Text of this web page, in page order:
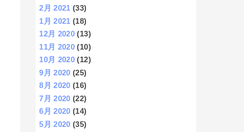
2月 2021 (33)
1月 2021 (18)
12月 2020 (13)
11月 2020 (10)
10月 2020 (12)
9月 2020 (25)
8月 2020 (16)
7月 2020 (22)
6月 2020 (14)
5月 2020 (35)